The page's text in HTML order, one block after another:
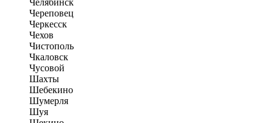
Челябинск
Череповец
Черкесск
Чехов
Чистополь
Чкаловск
Чусовой
Шахты
Шебекино
Шумерля
Шуя